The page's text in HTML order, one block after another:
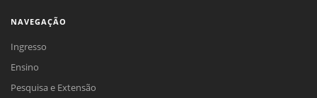
NAVEGAÇÃO
Ingresso
Ensino
Pesquisa e Extensão